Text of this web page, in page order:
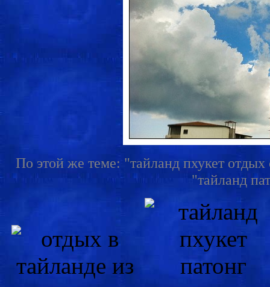
По этой же теме: "тайланд пхукет
"тайланд